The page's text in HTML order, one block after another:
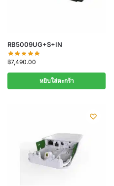
RB5009UG+S+IN
฿7,490.00
หยิบใส่ตะกร้า